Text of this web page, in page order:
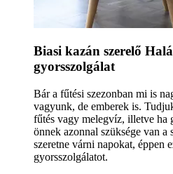
Biasi kazán szerelő
gyorsszolgálat
Bár a fűtési szezonban mi is
vagyunk, de emberek is.
fűtés vagy melegvíz, illetve ha
önnek azonnal szüksége van a
szeretne várni napokat, éppen
gyorsszolgálatot.